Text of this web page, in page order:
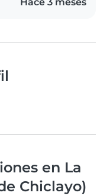
Hace 3 meses
en La
Chiclayo)